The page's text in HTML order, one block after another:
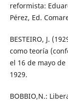
reformista:
Pérez, Ed.
BESTEIRO, J.
como teoría
el 16 de mayo
1929.
BOBBIO,N.: